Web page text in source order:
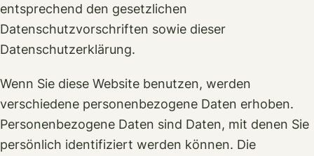
entsprechend den gesetzlichen
Datenschutzvorschriften sowie dieser
Datenschutzerklärung.
Wenn Sie diese Website benutzen, werden
verschiedene personenbezogene Daten erhoben.
Personenbezogene Daten sind Daten, mit denen Sie
persönlich identifiziert werden können. Die